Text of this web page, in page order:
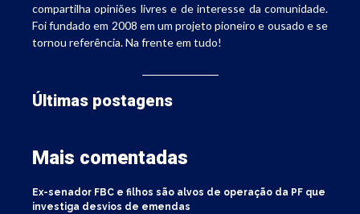
compartilha opiniões livres e de interesse da comunidade.
Foi fundado em 2008 em um projeto pioneiro e ousado e se
tornou referência. Na frente em tudo!
Últimas postagens
Mais comentadas
Ex-senador FBC e filhos são alvos de operação da PF que
investiga desvios de emendas